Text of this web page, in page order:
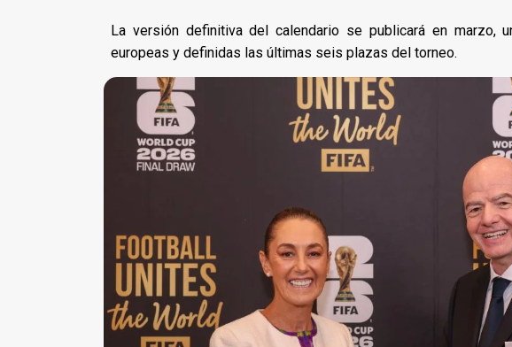
La versión definitiva del calendario se publicará en marzo,
europeas y definidas las últimas seis plazas del torneo.